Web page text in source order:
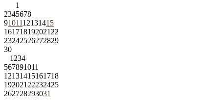
1
2345678
9101112131415
161718192021 22
23242526272829
30
1 234
567891011
12131415161718
192021 22232425
262728293031